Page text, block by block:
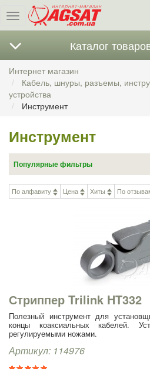
Меню
Каталог
Интернет магазин
Кабель, шнуры, разъемы,
устройства
Инструмент
Инструмент
Популярные фильтры
По алфавиту Цена Хиты По
Стриппер Trilink HT332
Полезный инструмент для
концы коаксиальных кабелей.
регулируемыми ножами.
Артикул: 114976